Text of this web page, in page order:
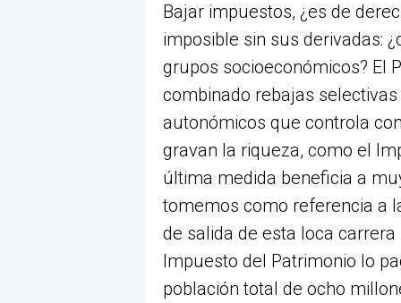
Bajar impuestos, ¿es de
imposible sin sus derivadas:
grupos socioeconómicos? El
combinado rebajas
autonómicos que controla
gravan la riqueza, como el
última medida beneficia a
tomemos como referencia a
de salida de esta loca
Impuesto del Patrimonio lo
población total de ocho